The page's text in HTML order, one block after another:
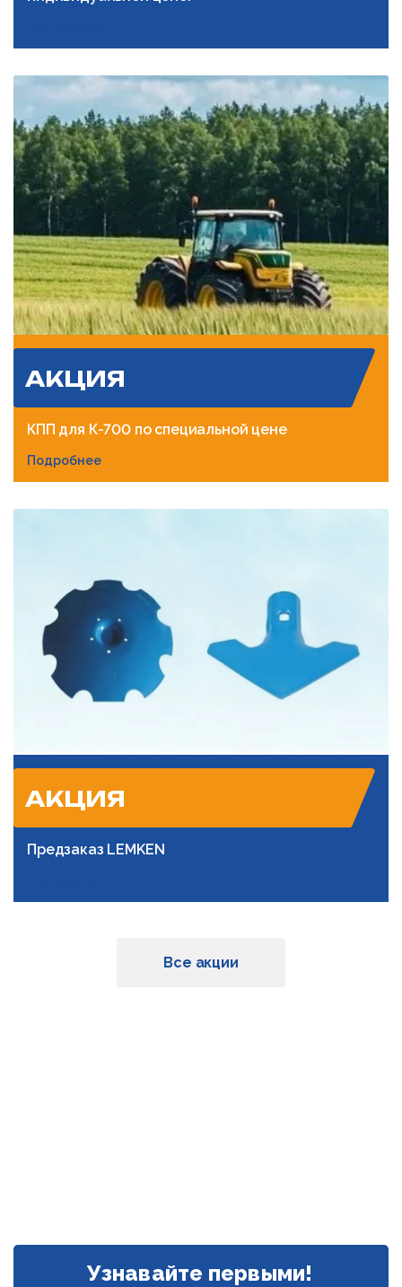
АКЦИЯ
КПП для К-700 по специальной цене
Подробнее
АКЦИЯ
Предзаказ LEMKEN
Все акции
Узнавайте первыми!